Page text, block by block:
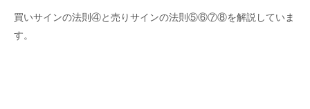
買いサインの法則④と売りサインの法則⑤⑥⑦⑧を解説していま
す。